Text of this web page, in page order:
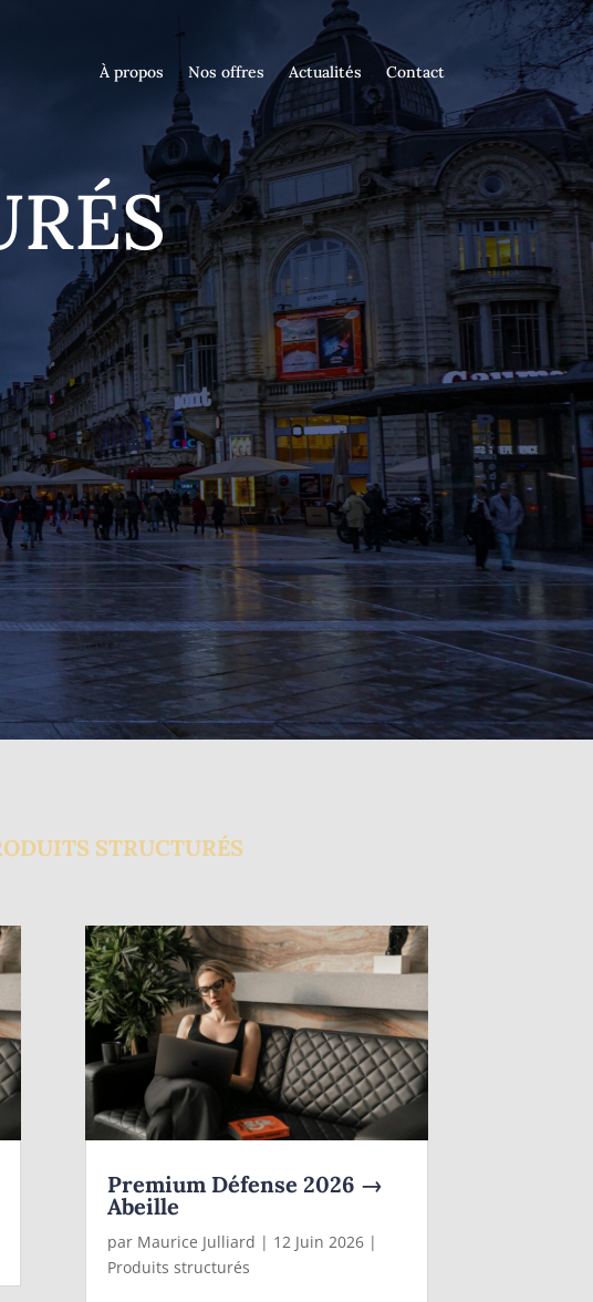
À propos Nos offres Actualités Contact
STRUCTURÉS
Premium Défense 2026 →
Abeille
par Maurice Julliard | 12 Juin 2026|
Produits structurés